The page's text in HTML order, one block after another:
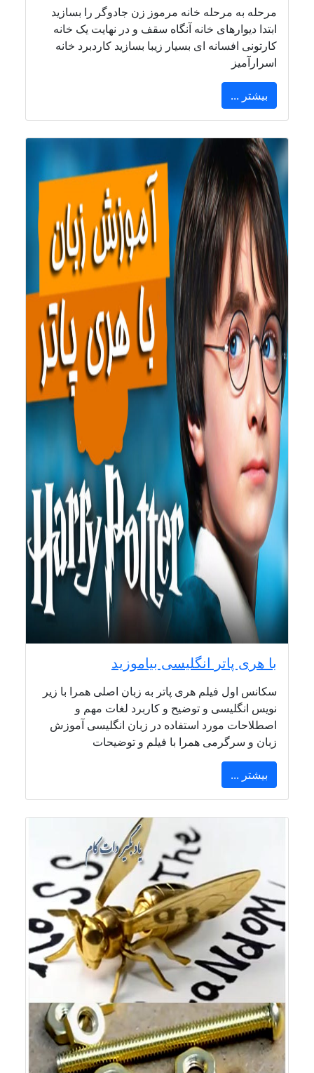
مرحله به مرحله خانه مرموز زن جادوگر را بسازید
ابتدا دیوارهای خانه آنگاه سقف و در نهایت یک خانه
کارتونی افسانه ای بسیار زیبا بسازید کاردبرد خانه
اسرارآمیز
بیشتر ...
با هری پاتر انگلیسی بیاموزید
سکانس اول فیلم هری پاتر به زبان اصلی همرا با زیر
نویس انگلیسی و توضیح و کاربرد لغات مهم و
اصطلاحات مورد استفاده در زبان انگلیسی آموزش
زبان و سرگرمی همرا با فیلم و توضیحات
بیشتر ...